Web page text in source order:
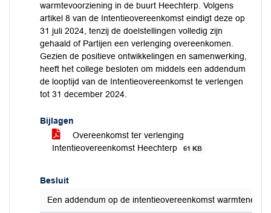
warmtevoorziening in de buurt Heechterp. Volgens
artikel 8 van de Intentieovereenkomst eindigt deze op
31 juli 2024, tenzij de doelstellingen volledig zijn
gehaald of Partijen een verlenging overeenkomen.
Gezien de positieve ontwikkelingen en samenwerking,
heeft het college besloten om middels een addendum
de looptijd van de Intentieovereenkomst te verlengen
tot 31 december 2024.
Bijlagen
Overeenkomst ter verlenging
Intentieovereenkomst Heechterp
61 KB
Besluit
Een addendum op de intentieovereenkomst warmtenet